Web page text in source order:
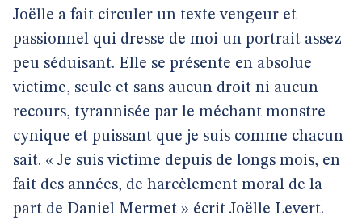
Joëlle a fait circuler un texte vengeur et
passionnel qui dresse de moi un portrait assez
peu séduisant. Elle se présente en absolue
victime, seule et sans aucun droit ni aucun
recours, tyrannisée par le méchant monstre
cynique et puissant que je suis comme chacun
sait. « Je suis victime depuis de longs mois, en
fait des années, de harcèlement moral de la
part de Daniel Mermet » écrit Joëlle Levert.